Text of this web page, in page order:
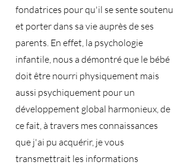
fondatrices pour qu'il se sente soutenu
et porter dans sa vie auprès de ses
parents. En effet, la psychologie
infantile, nous a démontré que le bébé
doit être nourri physiquement mais
aussi psychiquement pour un
développement global harmonieux, de
ce fait, à travers mes connaissances
que j'ai pu acquérir, je vous
transmettrait les informations